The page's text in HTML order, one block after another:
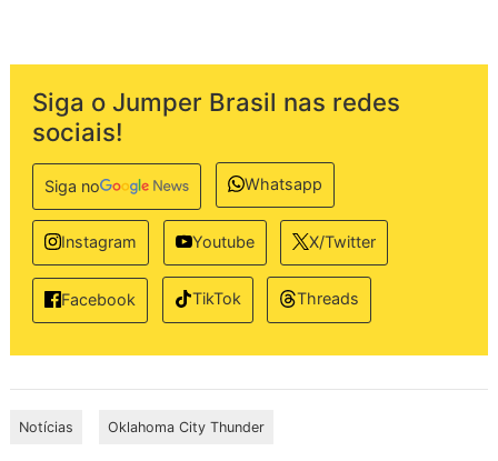
Siga o Jumper Brasil nas redes
sociais!
Siga no Whatsapp
Instagram Youtube X/Twitter
Facebook TikTok Threads
Notícias Oklahoma City Thunder